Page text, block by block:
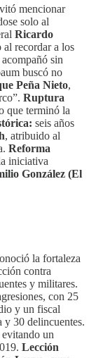
mencionar
solo al
Ricardo
recordar a los
acompañó sin
buscó no
Peña Nieto,
Ruptura
que terminó la
seis años
, atribuido al
Reforma
iniciativa
González (El
la fortaleza
contra
y militares.
con 25
y un fiscal
y 30 delincuentes.
un
Lección